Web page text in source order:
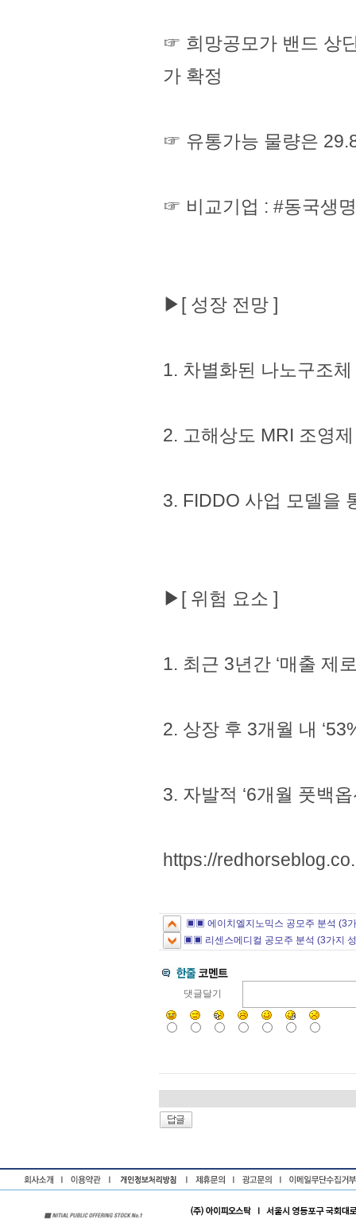
☞ 희망공모가 밴드 상
가 확정
☞ 유통가능 물량은
☞ 비교기업 : #동국생
▶[ 성장 전망 ]
1. 차별화된 나노구조
2. 고해상도 MRI 조영
3. FIDDO 사업 모델을
▶[ 위험 요소 ]
1. 최근 3년간 ‘매출 제
2. 상장 후 3개월 내
3. 자발적 ‘6개월 풋백
https://
▣▣ 에이치엘지노믹스 공모주 분석 (3
▣▣ 리센스메디컬 공모주 분석 (3가지
댓글달기